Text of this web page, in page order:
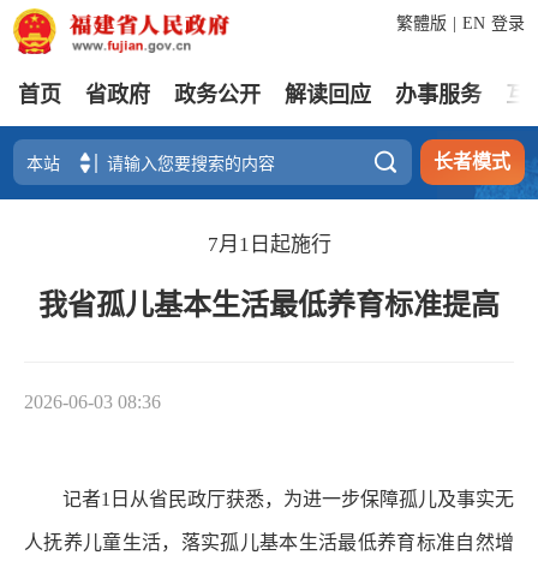
登录
繁體版 EN
首页 省政府 政务公开 解读回应 办事服务 互
 长者模式
7月1日起施行
我省孤儿基本生活最低养育标准提高
2026-06-03 08:36
记者1日从省民政厅获悉，为进一步保障孤儿及事实无
人抚养儿童生活，落实孤儿基本生活最低养育标准自然增